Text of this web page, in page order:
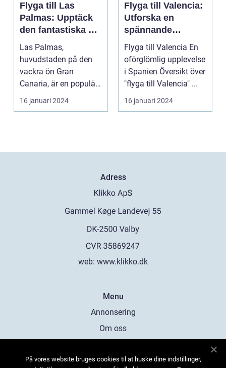
Flyga till Las
Palmas: Upptäck
den fantastiska ön
Gran Canaria
Las Palmas,
huvudstaden på den
vackra ön Gran
Canaria, är en populär
resedestination för
privatperso...
16 januari 2024
Flyga till Valencia:
Utforska en
spännande
destination
Flyga till Valencia En
oförglömlig upplevelse
i Spanien Översikt över
"flyga till Valencia" ...
16 januari 2024
Adress
web: www.klikko.dk
Menu
Annonsering
Om oss
Kontakta oss
På vores website bruges cookies til at huske dine indstillinger,